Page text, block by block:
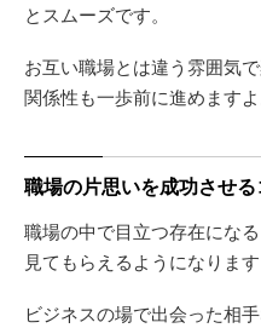
とスムーズです。
お互い職場とは違う雰囲気
関係性も一歩前に進めますよ
職場の片思いを成功させ
職場の中で目立つ存在にな
見てもらえるようになります
ビジネスの場で出会った相